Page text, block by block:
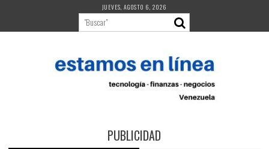
contenido
JUEVES, AGOSTO 6, 2026
PUBLICIDAD